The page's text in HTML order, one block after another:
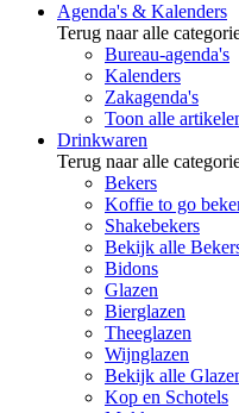
Agenda's & Kalenders
Terug naar alle
Bureau-agenda's
Kalenders
Zakagenda's
Toon alle
Drinkwaren
Terug naar alle
Bekers
Koffie to go
Shakebekers
Bekijk alle
Bidons
Glazen
Bierglazen
Theeglazen
Wijnglazen
Bekijk alle
Kop en Schotels